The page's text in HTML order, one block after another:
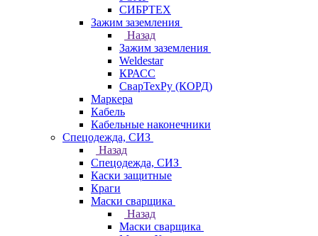
СИБРТЕХ
Зажим заземления
Назад
Зажим заземления
Weldestar
КРАСС
СварТехРу (КОРД)
Маркера
Кабель
Кабельные наконечники
Спецодежда, СИЗ
Назад
Спецодежда, СИЗ
Каски защитные
Краги
Маски сварщика
Назад
Маски сварщика